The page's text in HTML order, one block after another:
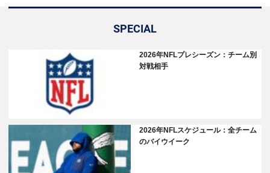
SPECIAL
2026年NFLプレシーズン：チーム別
対戦相手
2026年NFLスケジュール：全チーム
のバイウイーク